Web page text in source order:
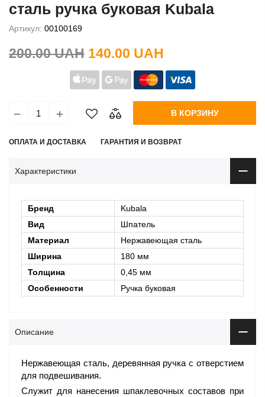
сталь ручка буковая Kubala
Артикул: 00100169
200.00 UAH 140.00 UAH
В КОРЗИНУ
ОПЛАТА И ДОСТАВКА ГАРАНТИЯ И ВОЗВРАТ
Характеристики
Бренд
Kubala
Вид
Шпатель
Материал
Нержавеющая сталь
Ширина
180 мм
Толщина
0,45 мм
Особенности
Ручка буковая
Описание
Нержавеющая сталь, деревянная ручка с отверстием
для подвешивания.
Служит для нанесения шпаклевочных составов при